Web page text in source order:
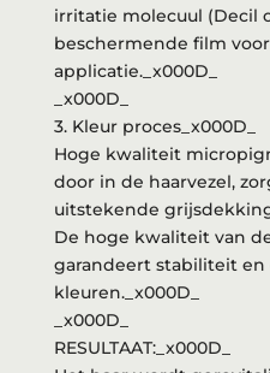
irritatie molecuul (Decil
beschermende film
applicatie._x000D_
_x000D_
3. Kleur proces_x000D_
Hoge kwaliteit
door in de haarvezel,
uitstekende
De hoge kwaliteit van
garandeert stabiliteit
kleuren._x000D_
_x000D_
RESULTAAT:_x000D_